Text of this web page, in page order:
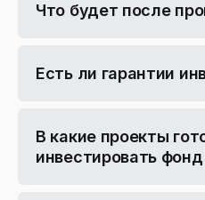
Что будет после
Есть ли гарантии
В какие проекты
инвестировать